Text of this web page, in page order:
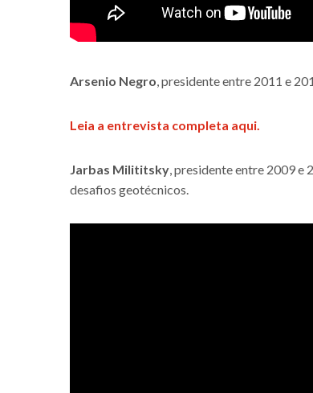
Arsenio Negro, presidente entre 2011 e
Leia a entrevista completa aqui.
Jarbas Milititsky, presidente entre 2009 e
desafios geotécnicos.